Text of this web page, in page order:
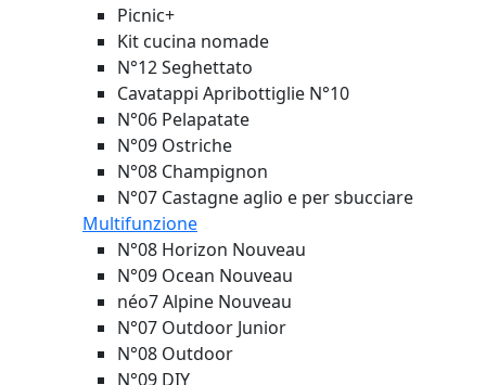
Picnic+
Kit cucina nomade
N°12 Seghettato
Cavatappi Apribottiglie N°10
N°06 Pelapatate
N°09 Ostriche
N°08 Champignon
N°07 Castagne aglio e per sbucciare
Multifunzione
N°08 Horizon Nouveau
N°09 Ocean Nouveau
néo7 Alpine Nouveau
N°07 Outdoor Junior
N°08 Outdoor
N°09 DIY